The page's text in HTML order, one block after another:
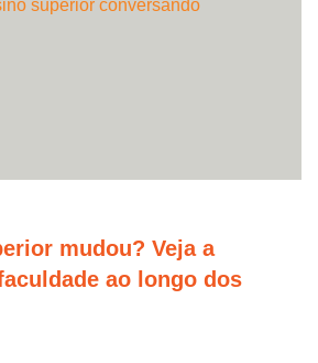
mudou? Veja a
ao longo dos